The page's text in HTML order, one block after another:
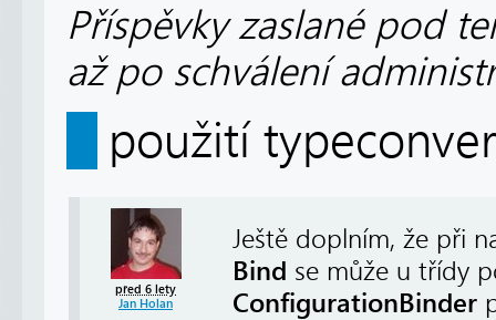
Příspěvky zaslané pod
až po schválení
použití
před 6 lety
Jan Holan
Ještě doplním, že při
Bind se může u třídy
ConfigurationBinder